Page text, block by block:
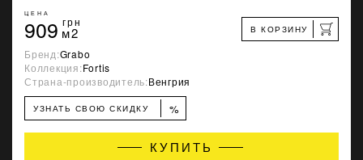
ЦЕНА
909 грн
м2 В КОРЗИНУ
Бренд:Grabo
Коллекция:Fortis
Страна-производитель:Венгрия
УЗНАТЬ СВОЮ СКИДКУ %
КУПИТЬ